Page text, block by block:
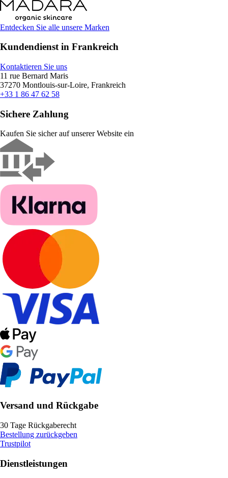
Entdecken Sie alle unsere Marken
Kundendienst in Frankreich
Kontaktieren Sie uns
11 rue Bernard Maris
37270 Montlouis-sur-Loire, Frankreich
+33 1 86 47 62 58
Sichere Zahlung
Kaufen Sie sicher auf unserer Website ein
Versand und Rückgabe
30 Tage Rückgaberecht
Bestellung zurückgeben
Trustpilot
Dienstleistungen